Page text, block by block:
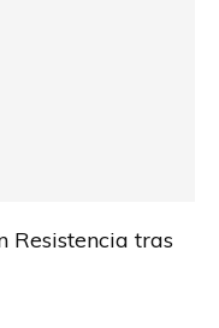
Resistencia tras